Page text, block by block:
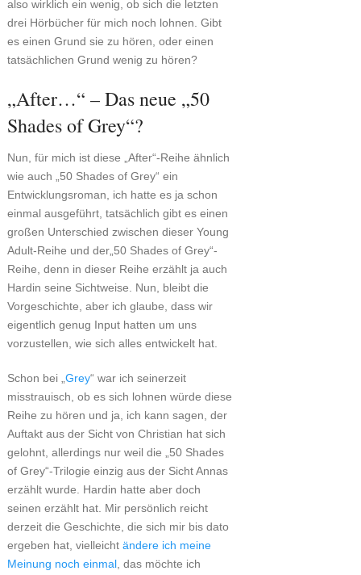
also wirklich ein wenig, ob sich die letzten
drei Hörbücher für mich noch lohnen. Gibt
es einen Grund sie zu hören, oder einen
tatsächlichen Grund wenig zu hören?
„After…“ – Das neue „50
Shades of Grey“?
Nun, für mich ist diese „After“-Reihe ähnlich
wie auch „50 Shades of Grey“ ein
Entwicklungsroman, ich hatte es ja schon
einmal ausgeführt, tatsächlich gibt es einen
großen Unterschied zwischen dieser Young
Adult-Reihe und der„50 Shades of Grey“-
Reihe, denn in dieser Reihe erzählt ja auch
Hardin seine Sichtweise. Nun, bleibt die
Vorgeschichte, aber ich glaube, dass wir
eigentlich genug Input hatten um uns
vorzustellen, wie sich alles entwickelt hat.
Schon bei „ Grey“ war ich seinerzeit
misstrauisch, ob es sich lohnen würde diese
Reihe zu hören und ja, ich kann sagen, der
Auftakt aus der Sicht von Christian hat sich
gelohnt, allerdings nur weil die „50 Shades
of Grey“-Trilogie einzig aus der Sicht Annas
erzählt wurde. Hardin hatte aber doch
seinen erzählt hat. Mir persönlich reicht
derzeit die Geschichte, die sich mir bis dato
ergeben hat, vielleicht ändere ich meine
Meinung noch einmal, das möchte ich